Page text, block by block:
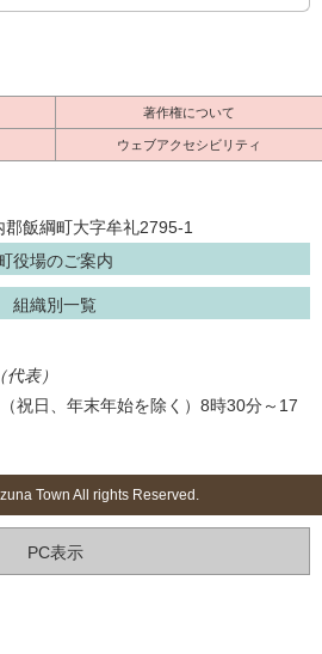
著作権について
ウェブアクセシビリティ
飯綱町大字牟礼2795-1
役場のご案内
組織別一覧
表）
祝日、年末年始を除く）8時30分～17
Town All rights Reserved.
PC表示